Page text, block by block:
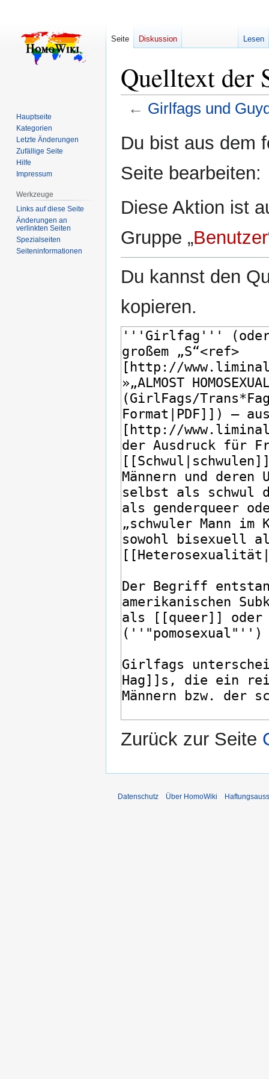
Quelltext der
← Girlfags und
Navigation
Suche
Du bist aus dem
Seite bearbeiten:
Diese Aktion ist
Gruppe „Benutzer
Du kannst den
kopieren.
Zurück zur Seite
Seite Diskussion Lesen
Hauptseite
Kategorien
Letzte Änderungen
Zufällige Seite
Hilfe
Impressum
Werkzeuge
Links auf diese Seite
Änderungen an
verlinkten Seiten
Spezialseiten
Seiten­­informationen
Datenschutz Über HomoWiki